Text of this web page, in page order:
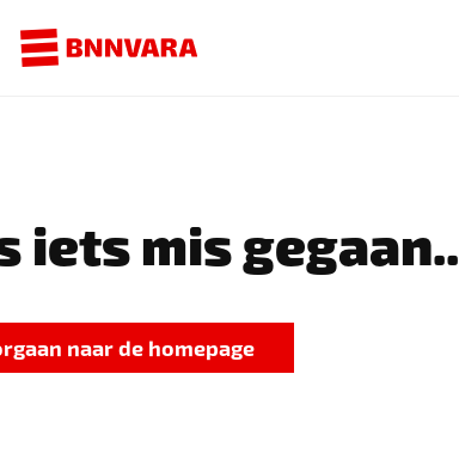
iets mis gegaan..
naar de homepage